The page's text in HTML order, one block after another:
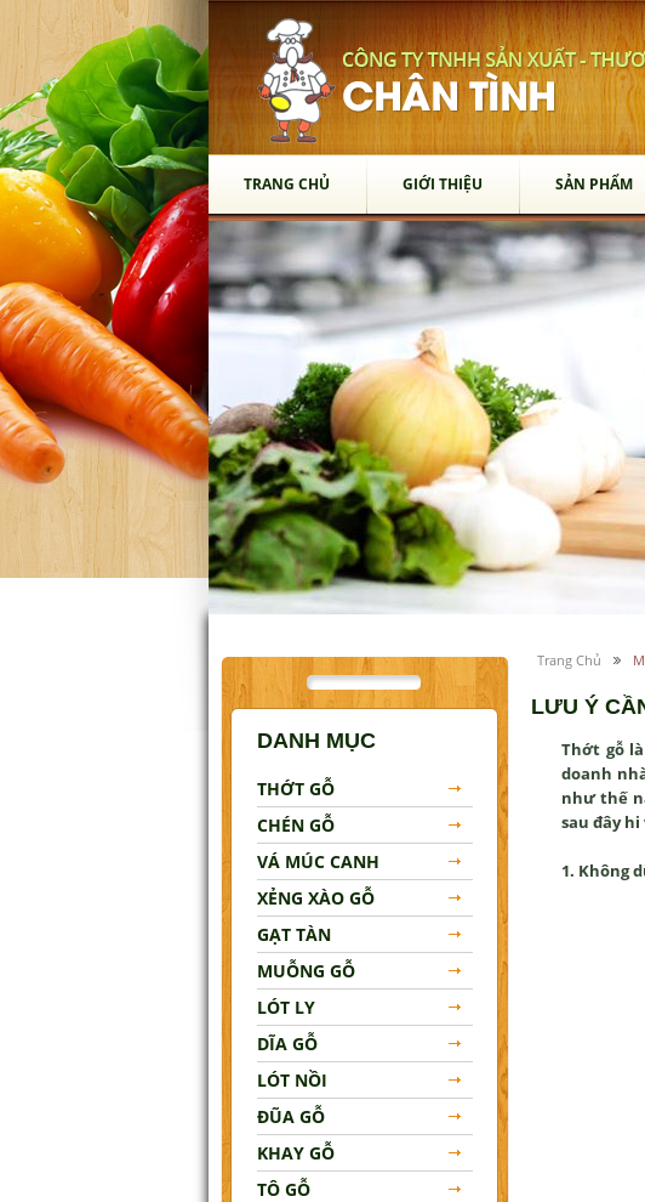
TRANG CHỦ GIỚI THIỆU SẢN PHẨM
DANH MỤC
THỚT GỖ
CHÉN GỖ
VÁ MÚC CANH
XẺNG XÀO GỖ
GẠT TÀN
MUỖNG GỖ
LÓT LY
DĨA GỖ
LÓT NỒI
ĐŨA GỖ
KHAY GỖ
TÔ GỖ
Trang Chủ
LƯU Ý
Thớt gỗ
doanh
như thế
sau đây
1. Không
TRANG CHỦ
GIỚI THIỆU
SẢN PHẨM
Thớt Gỗ
Chén Gỗ
Vá Múc Canh
Xẻng Xào Gỗ
Gạt Tàn
Muỗng Gỗ
Lót Ly
Dĩa Gỗ
Lót Nồi